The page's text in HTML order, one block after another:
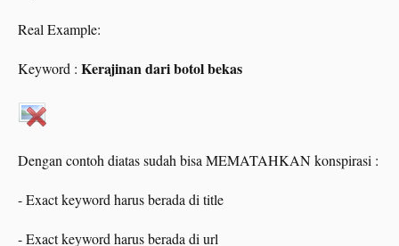
Real Example:
Keyword : Kerajinan dari botol bekas
Dengan contoh diatas sudah bisa MEMATAHKAN konspirasi :
- Exact keyword harus berada di title
- Exact keyword harus berada di url